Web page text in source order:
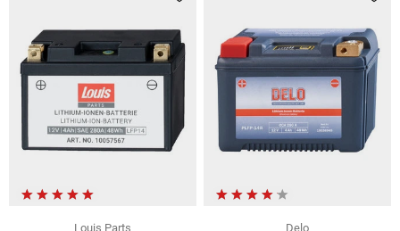
Louis Parts Delo